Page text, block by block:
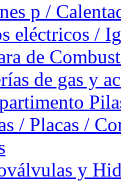
p /
eléctricos /
de
de gas y
/ Placas /
y